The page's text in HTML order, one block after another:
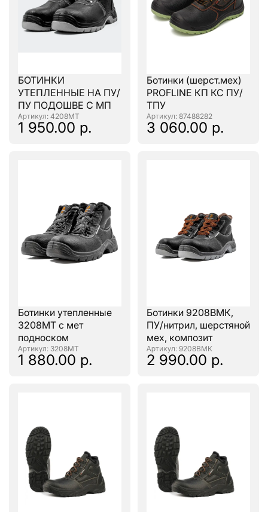
БОТИНКИ
УТЕПЛЕННЫЕ НА ПУ/
ПУ ПОДОШВЕ С МП
: 4208МТ
1 950.00 р.
Ботинки (шерст.мех)
PROFLINE КП КС ПУ/
ТПУ
: 87488282
3 060.00 р.
Ботинки утепленные
3208МТ с мет
подноском
: 3208МТ
1 880.00 р.
Ботинки 9208ВМК,
ПУ/нитрил, шерстяной
мех, композит
: 9208ВМК
2 990.00 р.